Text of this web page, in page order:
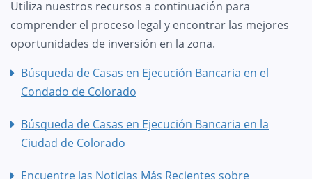
Utiliza nuestros recursos a continuación para
comprender el proceso legal y encontrar las mejores
oportunidades de inversión en la zona.
Búsqueda de Casas en Ejecución Bancaria en el
Condado de Colorado
Búsqueda de Casas en Ejecución Bancaria en la
Ciudad de Colorado
Encuentre las Noticias Más Recientes sobre